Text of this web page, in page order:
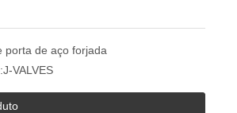
porta de aço forjada
J-VALVES